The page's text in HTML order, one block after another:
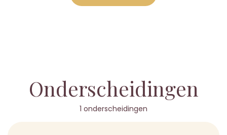
Onderscheidingen
1 onderscheidingen